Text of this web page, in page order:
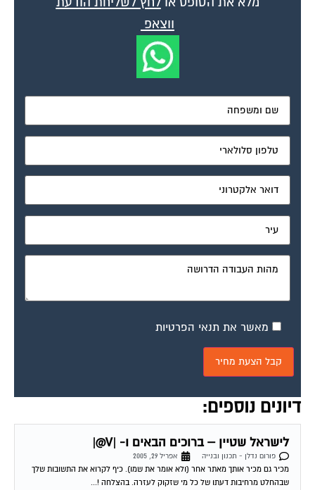
ווצאפ
דיונים נוספים:
לישראל שטיין – ברוכים הבאים ו- |V@|
פורום נדלן - תכנון ובנייה
אפריל 29, 2005
מכיר גם מכיר אותך מאתר אחר (ולא אומר את שמו). כיף לקרוא את התשובות שלך
שבהחלט מרחיבות דעתו של כל מי שזקוק לעזרה. בהצלחה !...